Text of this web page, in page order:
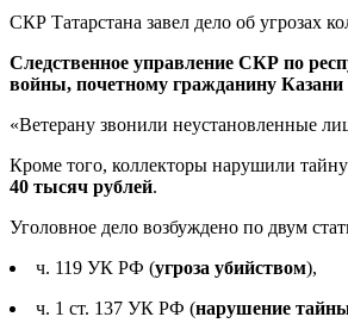
СКР Татарстана завел дело об угрозах
Следственное управление СКР по
войны, почетному гражданину
«Ветерану звонили неустановленные
Кроме того, коллекторы нарушили
40 тысяч рублей.
Уголовное дело возбуждено по двум
ч. 119 УК РФ (угроза убийством),
ч. 1 ст. 137 УК РФ (нарушение